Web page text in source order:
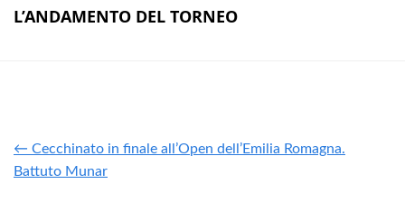
L’ANDAMENTO DEL TORNEO
← Cecchinato in finale all’Open dell’Emilia Romagna.
Battuto Munar